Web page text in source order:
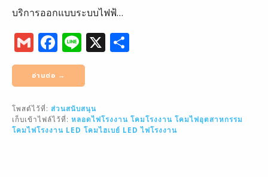
บริการออกแบบระบบไฟฟ้…
G
m
ai
l
F
a
c
e
b
o
Li
n
e
X
อ่านต่อ →
โพสต์ไว้ที่: ส่วนสนับสนุน
เก็บเข้าไฟล์ไว้ที่: หลอดไฟโรงงาน โคมโรงงาน โคมไฟอุตสาหกรรม
โคมไฟโรงงาน LED โคมไฮเบย์ LED ไฟโรงงาน